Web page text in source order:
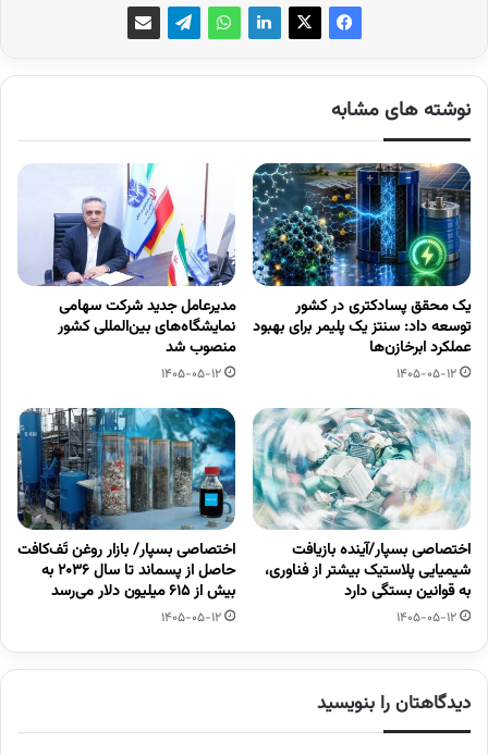
نوشته های مشابه
یک محقق پسادکتری در کشور
توسعه داد: سنتز یک پلیمر برای بهبود
عملکرد ابرخازن‌ها
1405-05-12
مدیرعامل جدید شرکت سهامی
نمایشگاه‌های بین‌المللی کشور
منصوب شد
1405-05-12
اختصاصی بسپار/آینده بازیافت
شیمیایی پلاستیک بیشتر از فناوری،
به قوانین بستگی دارد
1405-05-12
اختصاصی بسپار/ بازار روغن تَف‌کافت
حاصل از پسماند تا سال ۲۰۳۶ به
بیش از ۶۱۵ میلیون دلار می‌رسد
1405-05-12
دیدگاهتان را بنویسید